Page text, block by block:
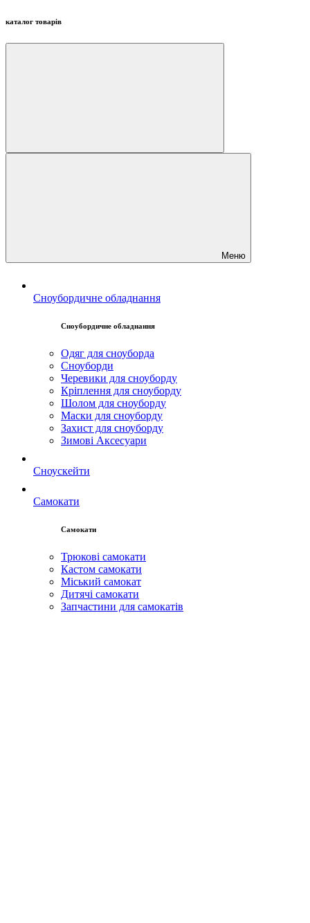
каталог товарів
Меню
Сноубордичне обладнання
Сноубордичне обладнання
Одяг для сноуборда
Сноуборди
Черевики для сноуборду
Кріплення для сноуборду
Шолом для сноуборду
Маски для сноуборду
Захист для сноуборду
Зимові Аксесуари
Сноускейти
Самокати
Самокати
Трюкові самокати
Кастом самокати
Міський самокат
Дитячі самокати
Запчастини для самокатів